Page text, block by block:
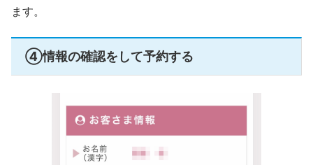
ます。
④情報の確認をして予約する